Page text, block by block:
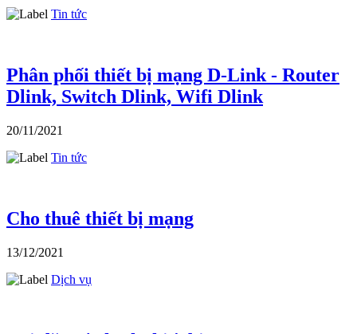
Tin tức
Phân phối thiết bị mạng D-Link - Router
Dlink, Switch Dlink, Wifi Dlink
20/11/2021
Tin tức
Cho thuê thiết bị mạng
13/12/2021
Dịch vụ